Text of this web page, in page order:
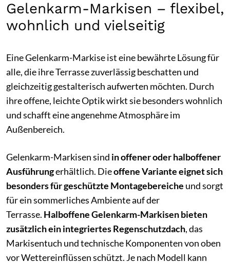
Gelenkarm-Markisen – flexibel,
wohnlich und vielseitig
Eine Gelenkarm-Markise ist eine bewährte Lösung für
alle, die ihre Terrasse zuverlässig beschatten und
gleichzeitig gestalterisch aufwerten möchten. Durch
ihre offene, leichte Optik wirkt sie besonders wohnlich
und schafft eine angenehme Atmosphäre im
Außenbereich.
Gelenkarm-Markisen sind in offener oder halboffener
Ausführungerhältlich. Dieoffene Variante eignet sich
besonders für geschützte Montagebereiche und sorgt
für ein sommerliches Ambiente auf der
Terrasse. Halboffene Gelenkarm-Markisen bieten
zusätzlich ein integriertes Regenschutzdach, das
Markisentuch und technische Komponenten von oben
vor Wettereinflüssen schützt. Je nach Modell kann